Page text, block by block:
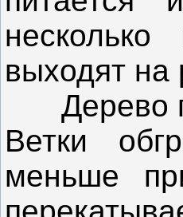
выходят на
Дерево
Ветки
меньше